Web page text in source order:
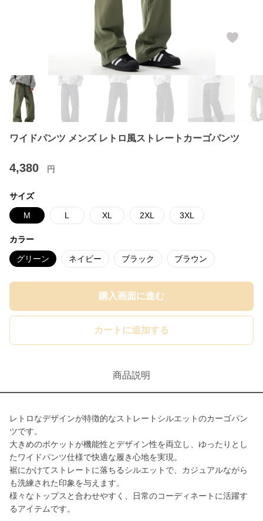
ワイドパンツ メンズ レトロ風ストレートカーゴパンツ
4,380 円
サイズ
M L XL 2XL 3XL
カラー
グリーン ネイビー ブラック ブラウン
購入画面に進む
カートに追加する
商品説明
レトロなデザインが特徴的なストレートシルエットのカーゴパン
ツです。
大きめのポケットが機能性とデザイン性を両立し、ゆったりとし
たワイドパンツ仕様で快適な履き心地を実現。
裾にかけてストレートに落ちるシルエットで、カジュアルながら
も洗練された印象を与えます。
様々なトップスと合わせやすく、日常のコーディネートに活躍す
るアイテムです。